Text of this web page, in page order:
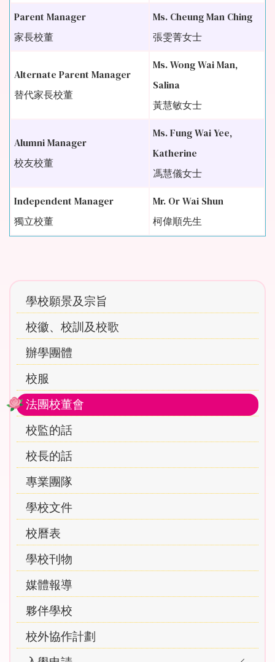
Parent Manager
家長校董
Ms. Cheung Man Ching
張雯菁女士
Alternate Parent Manager
替代家長校董
Ms. Wong Wai Man,
Salina
黃慧敏女士
Alumni Manager
校友校董
Ms. Fung Wai Yee,
Katherine
馮慧儀女士
Independent Manager
獨立校董
Mr. Or Wai Shun
柯偉順先生
Main
navigation
學校願景及宗旨
校徽、校訓及校歌
辦學團體
校服
法團校董會
校監的話
校長的話
專業團隊
學校文件
校曆表
學校刊物
媒體報導
夥伴學校
校外協作計劃